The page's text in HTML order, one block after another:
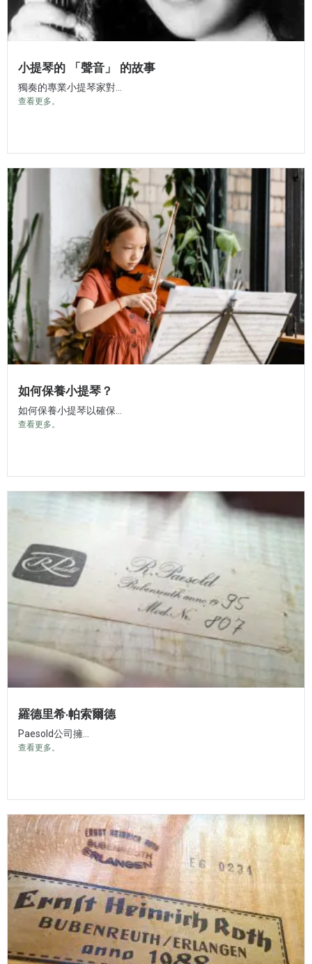
小提琴的 「聲音」 的故事
獨奏的專業小提琴家對...
查看更多。
如何保養小提琴？
如何保養小提琴以確保...
查看更多。
羅德里希·帕索爾德
Paesold公司擁...
查看更多。